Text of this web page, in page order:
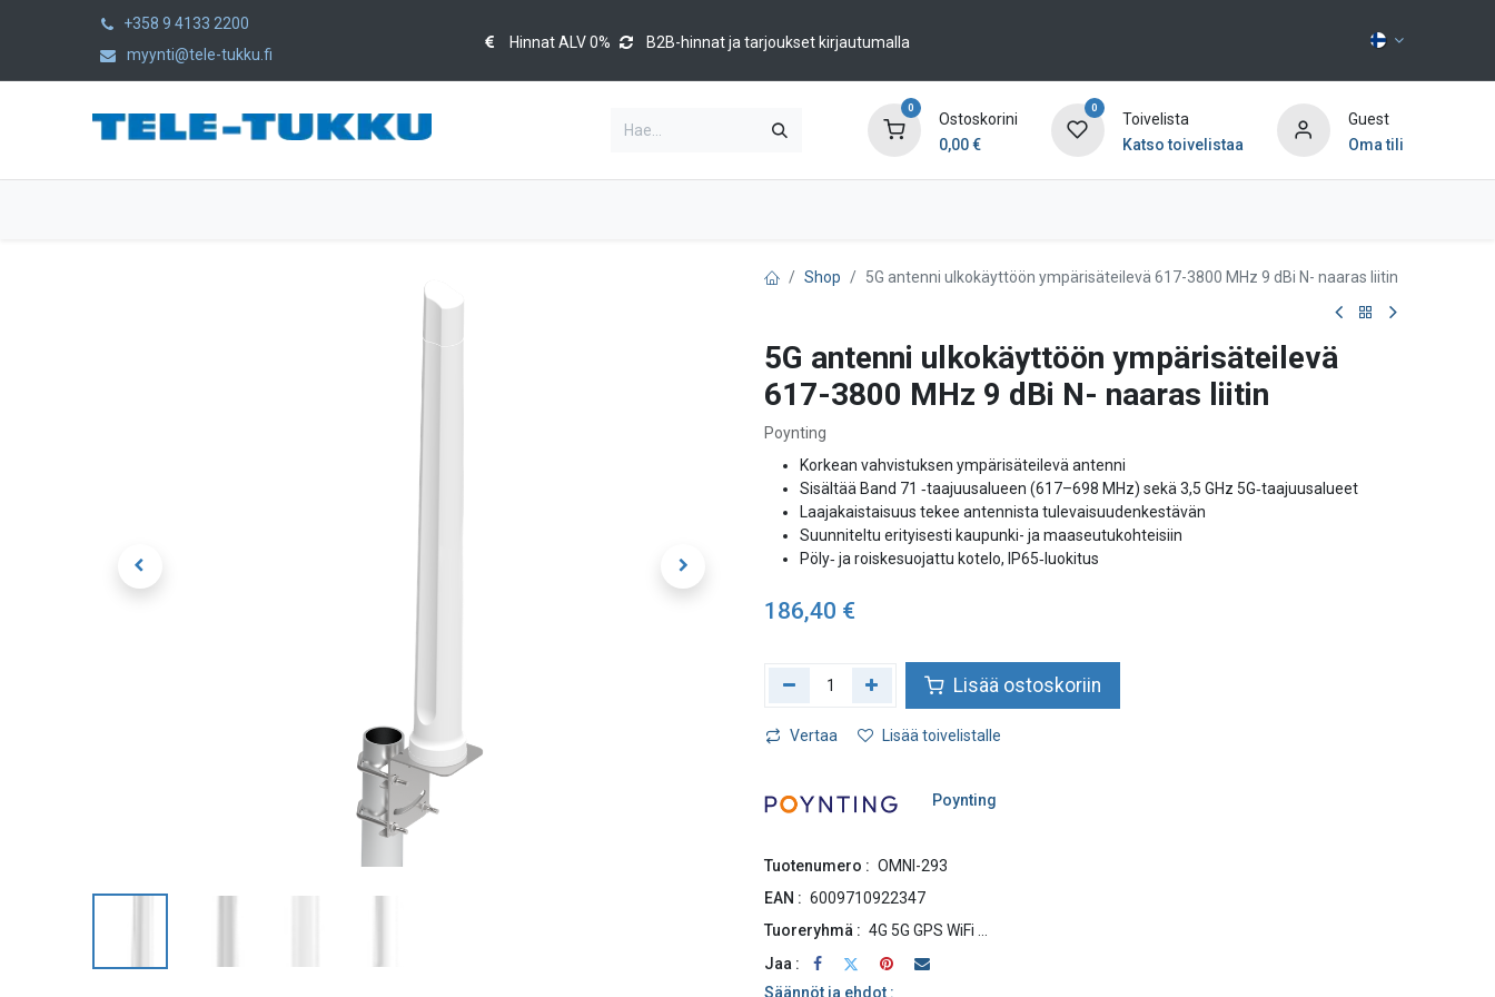
+358 9 4133 2200
myynti@tele-tukku.fi
Hinnat ALV 0% B2B-hinnat ja tarjoukset kirjautumalla
0
Ostoskorini
0,00€
0
Toivelista
Katso toivelistaa
Guest
Oma tili
Shop 5G antenni ulkokäyttöön ympärisäteilevä 617-3800 MHz 9 dBi N- naaras liitin
5G antenni ulkokäyttöön ympärisäteilevä
617-3800 MHz 9 dBi N- naaras liitin
Poynting
Korkean vahvistuksen ympärisäteilevä antenni
Sisältää Band 71 ‑taajuusalueen (617–698 MHz) sekä 3,5 GHz 5G‑taajuusalueet
Laajakaistaisuus tekee antennista tulevaisuudenkestävän
Suunniteltu erityisesti kaupunki- ja maaseutukohteisiin
Pöly‑ ja roiskesuojattu kotelo, IP65‑luokitus
186,40 €
Lisää ostoskoriin
Vertaa Lisää toivelistalle
Poynting
Tuotenumero : OMNI-293
EAN : 6009710922347
Tuoreryhmä : 4G 5G GPS WiFi ...
Jaa :
Säännöt ja ehdot :